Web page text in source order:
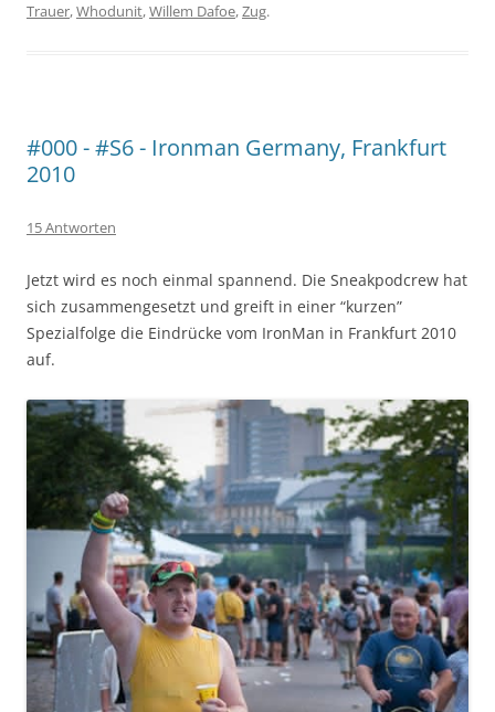
Trauer,Whodunit,Willem Dafoe,Zug.
#000 - #S6 - Ironman Germany, Frankfurt
2010
15 Antworten
Jetzt wird es noch einmal spannend. Die Sneakpodcrew hat
sich zusammengesetzt und greift in einer “kurzen”
Spezialfolge die Eindrücke vom IronMan in Frankfurt 2010
auf.